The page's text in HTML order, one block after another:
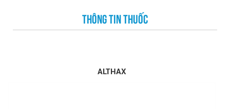
THÔNG TIN THUỐC
ALTHAX